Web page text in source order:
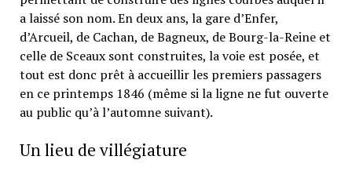
a laissé son nom. En deux ans, la gare d’Enfer,
d’Arcueil, de Cachan, de Bagneux, de Bourg-la-Reine et
celle de Sceaux sont construites, la voie est posée, et
tout est donc prêt à accueillir les premiers passagers
en ce printemps 1846 (même si la ligne ne fut ouverte
au public qu’à l’automne suivant).
Un lieu de villégiature